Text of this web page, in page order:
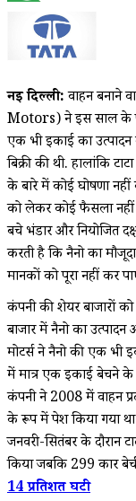
नई दिल्ली:वाहन बनाने
Motors) ने इस साल के
एक भी इकाई का
बिक्री की थी. हालांकि
के बारे में कोई घोषणा
को लेकर कोई फैसला नहीं
बचे भंडार और नियोजित
करती है कि नैनो का
मानकों को पूरा नहीं कर
कंपनी की शेयर बाजारों
बाजार में नैनो का उत्पादन
मोटर्स ने नैनो की एक भी
में मात्र एक इकाई बेचने
कंपनी ने 2008 में वाहन
के रूप में पेश किया गया था
जनवरी-सितंबर के दौरान
किया जबकि 299 कार
14 प्रतिशत घटी